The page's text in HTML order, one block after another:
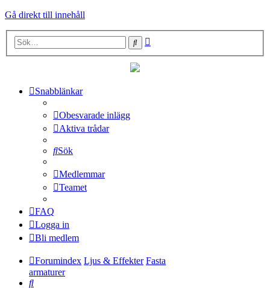
Gå direkt till innehåll
Sök
Snabblänkar
Obesvarade inlägg
Aktiva trådar
Sök
Medlemmar
Teamet
FAQ
Logga in
Bli medlem
Forumindex Ljus & Effekter Fasta
armaturer
Sök